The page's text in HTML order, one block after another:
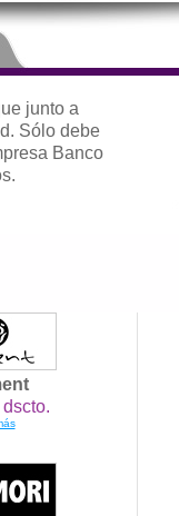
junto a
Sólo debe
Banco